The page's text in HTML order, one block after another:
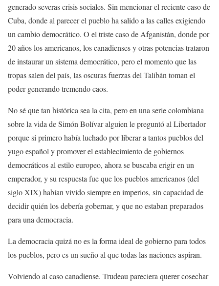
generado severas crisis sociales. Sin mencionar el reciente caso de
Cuba, donde al parecer el pueblo ha salido a las calles exigiendo
un cambio democrático. O el triste caso de Afganistán, donde por
20 años los americanos, los canadienses y otras potencias trataron
de instaurar un sistema democrático, pero el momento que las
tropas salen del país, las oscuras fuerzas del Talibán toman el
poder generando tremendo caos.
No sé que tan histórica sea la cita, pero en una serie colombiana
sobre la vida de Simón Bolívar alguien le preguntó al Libertador
porque si primero había luchado por liberar a tantos pueblos del
yugo español y promover el establecimiento de gobiernos
democráticos al estilo europeo, ahora se buscaba erigir en un
emperador, y su respuesta fue que los pueblos americanos (del
siglo XIX) habían vivido siempre en imperios, sin capacidad de
decidir quién los debería gobernar, y que no estaban preparados
para una democracia.
La democracia quizá no es la forma ideal de gobierno para todos
los pueblos, pero es un sueño al que todas las naciones aspiran.
Volviendo al caso canadiense. Trudeau pareciera querer cosechar